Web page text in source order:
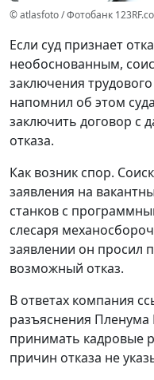
© atlasfoto / Фотобанк
Если суд признает
необоснованным,
заключения
напомнил об этом
заключить договор с
отказа.
Как возник спор.
заявления на
станков с
слесаря
заявлении он просил
возможный отказ.
В ответах компания
разъяснения Пленума
принимать кадровые
причин отказа не